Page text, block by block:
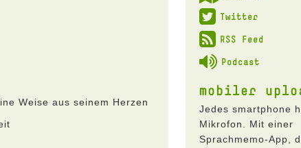
Weise aus seinem Herzen
Twitter
RSS Feed
Podcast
mobiler
Jedes smartphone
Mikrofon. Mit einer
Sprachmemo-App,